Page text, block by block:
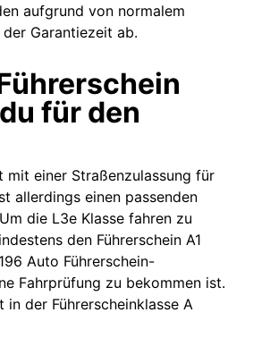
aufgrund von normalem
Garantiezeit ab.
für den
mit einer Straßenzulassung für
allerdings einen passenden
die L3e Klasse fahren zu
den Führerschein A1
Auto Führerschein-
Fahrprüfung zu bekommen ist.
in der Führerscheinklasse A